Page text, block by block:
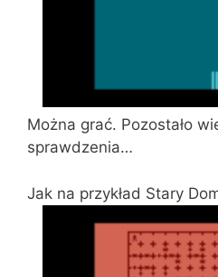
Można grać. Pozostało
sprawdzenia…
Jak na przykład Stary